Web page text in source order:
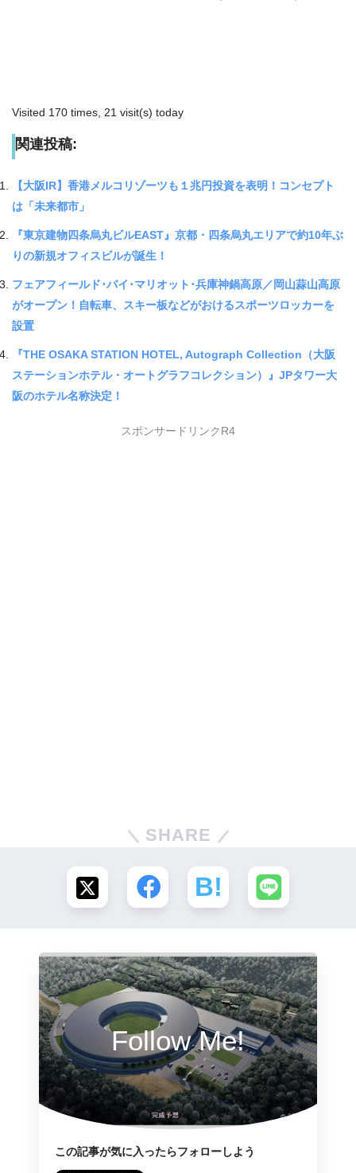
Visited 170 times, 21 visit(s) today
関連投稿:
【大阪IR】香港メルコリゾーツも１兆円投資を表明！コンセプト
は「未来都市」
『東京建物四条烏丸ビルEAST』京都・四条烏丸エリアで約10年ぶ
りの新規オフィスビルが誕生！
フェアフィールド･バイ･マリオット･兵庫神鍋高原／岡山蒜山高原
がオープン！自転車、スキー板などがおけるスポーツロッカーを
設置
『THE OSAKA STATION HOTEL, Autograph Collection（大阪
ステーションホテル・オートグラフコレクション）』JPタワー大
阪のホテル名称決定！
スポンサードリンクR4
SHARE
Follow Me!
この記事が気に入ったらフォローしよう